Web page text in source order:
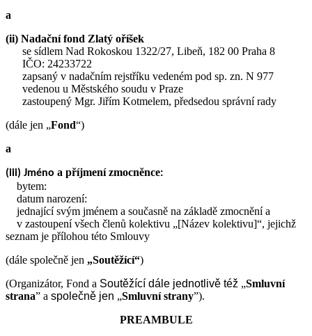
a
(ii) Nadační fond Zlatý oříšek
se sídlem Nad Rokoskou 1322/27, Libeň, 182 00 Praha 8
IČO: 24233722
zapsaný v nadačním rejstříku vedeném pod sp. zn. N 977
vedenou u Městského soudu v Praze
zastoupený Mgr. Jiřím Kotmelem, předsedou správní rady
(dále jen „Fond“)
a
(iii) Jméno a příjmení zmocněnce:
bytem:
datum narození:
jednající svým jménem a současně na základě zmocnění a
v zastoupení všech členů kolektivu „[Název kolektivu]“, jejichž
seznam je přílohou této Smlouvy
(dále společně jen „Soutěžící“)
(Organizátor, Fond a Soutěžící dále jednotlivě též „Smluvní
strana” a společně jen „Smluvní strany”).
PREAMBULE